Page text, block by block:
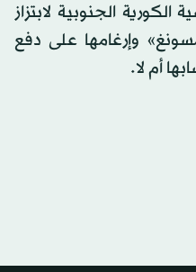
الكورية الجنوبية لابتزاز
وإرغامها على دفع
أم لا.